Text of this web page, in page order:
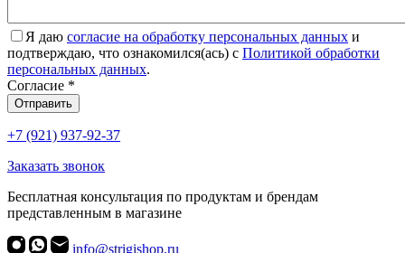
Я даю согласие на обработку персональных данных и
подтверждаю, что ознакомился(ась) с Политикой обработки
персональных данных.
Согласие *
Отправить
+7 (921) 937-92-37
Заказать звонок
Бесплатная консультация по продуктам и брендам
представленным в магазине
info@strigishop.ru